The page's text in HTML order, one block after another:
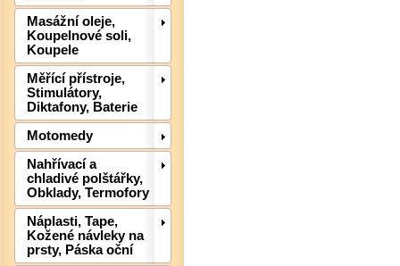
Masážní oleje,
Koupelnové soli,
Koupele
Měřící přístroje,
Stimulátory,
Diktafony, Baterie
Motomedy
Nahřívací a
chladivé polštářky,
Obklady, Termofory
Náplasti, Tape,
Kožené návleky na
prsty, Páska oční